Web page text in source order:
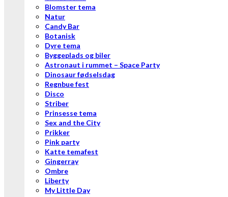
Blomster tema
Natur
Candy Bar
Botanisk
Dyre tema
Byggeplads og biler
Astronaut i rummet – Space Party
Dinosaur fødselsdag
Regnbue fest
Disco
Striber
Prinsesse tema
Sex and the City
Prikker
Pink party
Katte temafest
Gingerray
Ombre
Liberty
My Little Day